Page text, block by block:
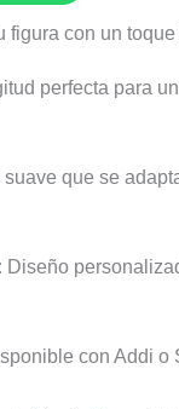
figura con un
perfecta para
que se
Diseño
con Addi o